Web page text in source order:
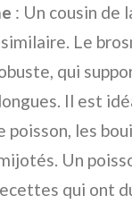
: Un cousin de
Le
qui
Il est
poisson, les
Un
qui ont